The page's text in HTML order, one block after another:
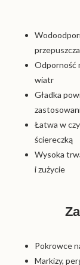
Odporność
wiatr
Gładka
Łatwa w
ściereczką
Wysoka
i zużycie
Pokrowce
Markizy,